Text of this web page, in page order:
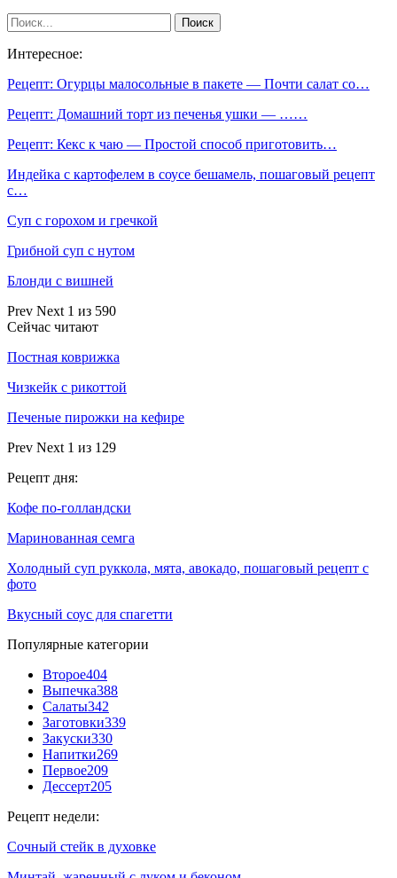
Интересное:
Рецепт: Огурцы малосольные в пакете — Почти салат со…
Рецепт: Домашний торт из печенья ушки — ……
Рецепт: Кекс к чаю — Простой способ приготовить…
Индейка с картофелем в соусе бешамель, пошаговый рецепт
с…
Суп с горохом и гречкой
Грибной суп с нутом
Блонди с вишней
Prev Next 1 из 590
Сейчас читают
Постная коврижка
Чизкейк с рикоттой
Печеные пирожки на кефире
Prev Next 1 из 129
Рецепт дня:
Кофе по-голландски
Маринованная семга
Холодный суп руккола, мята, авокадо, пошаговый рецепт с
фото
Вкусный соус для спагетти
Популярные категории
Второе404
Выпечка388
Салаты342
Заготовки339
Закуски330
Напитки269
Первое209
Дессерт205
Рецепт недели:
Сочный стейк в духовке